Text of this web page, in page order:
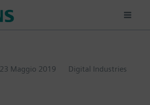
23 Maggio 2019
Digital Industries